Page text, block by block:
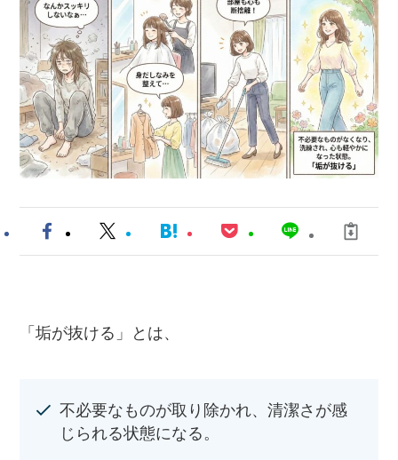
「垢が抜ける」とは、
不必要なものが取り除かれ、清潔さが感
じられる状態になる。